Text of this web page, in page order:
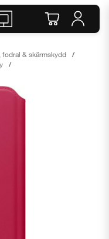
fodral & skärmskydd